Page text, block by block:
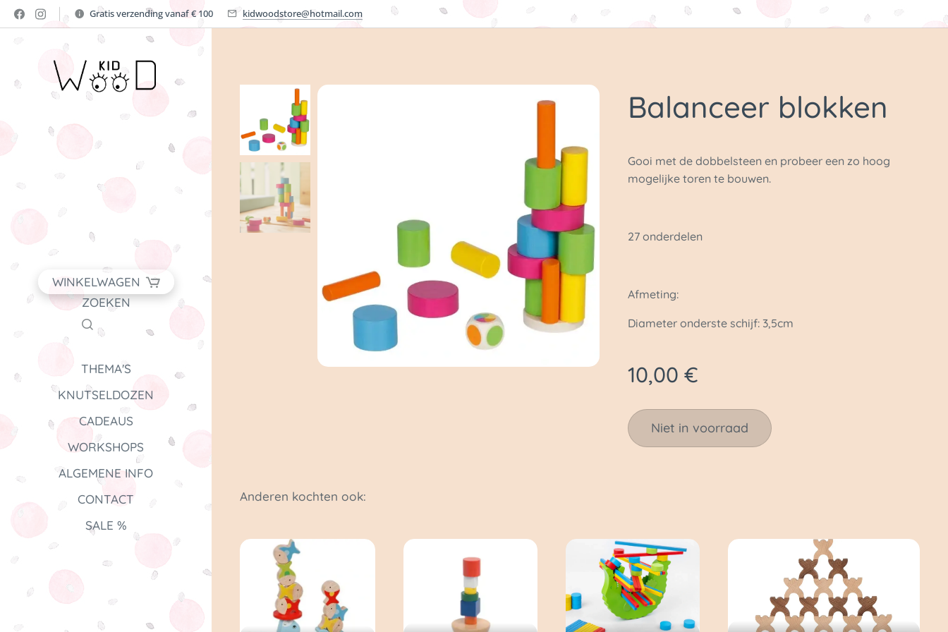
Gratis verzending vanaf € 100 kidwoodstore@hotmail.com
WINKELWAGEN
ZOEKEN
THEMA'S
KNUTSELDOZEN
CADEAUS
WORKSHOPS
ALGEMENE INFO
CONTACT
SALE %
Balanceer blokken
Gooi met de dobbelsteen en probeer een zo hoog
mogelijke toren te bouwen.
27 onderdelen
Afmeting:
Diameter onderste schijf: 3,5cm
10,00 €
Niet in voorraad
Anderen kochten ook: